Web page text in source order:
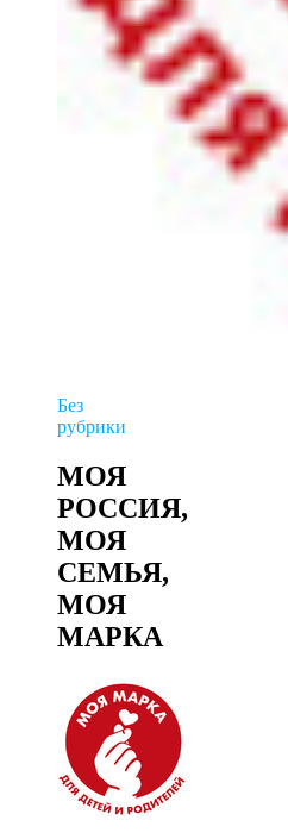
Без
рубрики
МОЯ
РОССИЯ,
МОЯ
СЕМЬЯ,
МОЯ
МАРКА